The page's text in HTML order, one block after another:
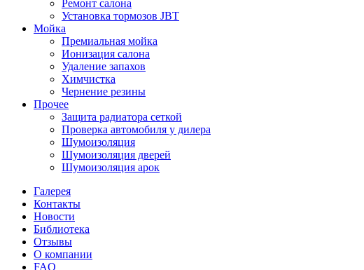
Ремонт салона
Установка тормозов JBT
Мойка
Премиальная мойка
Ионизация салона
Удаление запахов
Химчистка
Чернение резины
Прочее
Защита радиатора сеткой
Проверка автомобиля у дилера
Шумоизоляция
Шумоизоляция дверей
Шумоизоляция арок
Галерея
Контакты
Новости
Библиотека
Отзывы
О компании
FAQ